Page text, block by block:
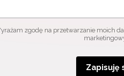
zgodę na przetwarzanie moich
Zapisuję